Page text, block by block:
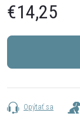
€14,25
cena:
Opýtať sa